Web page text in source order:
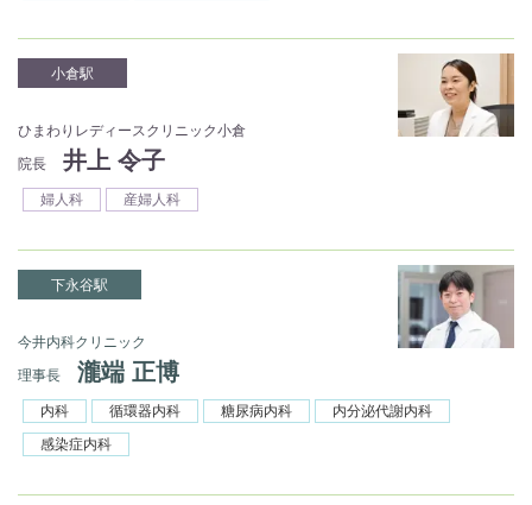
小倉駅
ひまわりレディースクリニック小倉
院長
井上 令子
婦人科 産婦人科
下永谷駅
今井内科クリニック
理事長
瀧端 正博
内科 循環器内科 糖尿病内科
内分泌代謝内科
感染症内科